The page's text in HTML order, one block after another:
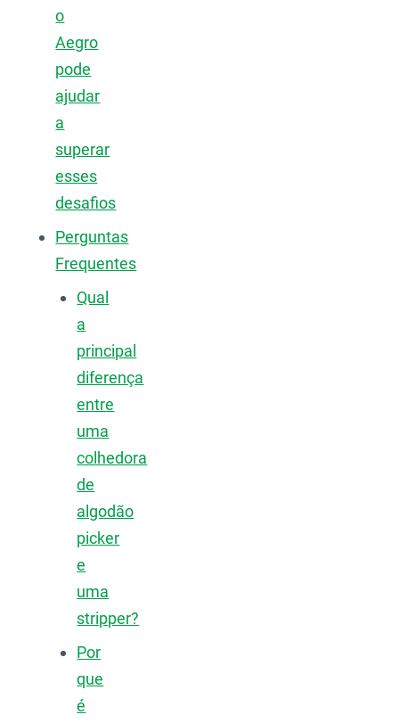
o
Aegro
pode
ajudar
a
superar
esses
desafios
Perguntas
Frequentes
Qual
a
principal
diferença
entre
uma
colhedora
de
algodão
picker
e
uma
stripper?
Por
que
é